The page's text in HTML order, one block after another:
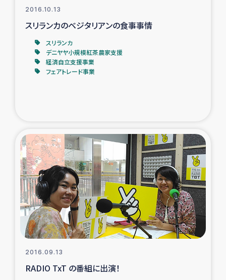
レバノンでのシリア難民への教育支援事業
レバノンでのシリア難民・レバノン人への農業支援
海外ルーツの市民との共生
復興応援隊の活動
仮設住宅生活支援・農業復興支援
漁業復興支援
インターン・ボランティア日誌
2016.10.13
スリランカのベジタリアンの食事事情
スリランカ
デニヤヤ小規模紅茶農家支援
経済自立支援事業
フェアトレード事業
2016.09.13
RADIO TxT の番組に出演！